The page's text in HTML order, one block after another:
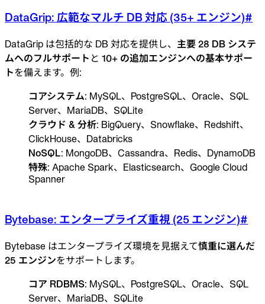
DataGrip: 広範なマルチ DB 対応 (35+ エンジン)#
DataGrip は包括的な DB 対応を提供し、 主要 28 DB システ
ムへのフルサポート と 10+ の追加エンジンへの基本サポー
トを備えます。例:
コアシステム: MySQL、PostgreSQL、Oracle、SQL
Server、MariaDB、SQLite
クラウド & 分析: BigQuery、Snowflake、Redshift、
ClickHouse、Databricks
NoSQL : MongoDB、Cassandra、Redis、DynamoDB
特殊: Apache Spark、Elasticsearch、Google Cloud
Spanner
Bytebase: エンタープライズ重視 (25 エンジン)#
Bytebase はエンタープライズ環境を見据えて慎重に選んだ
25 エンジンをサポートします。
コア RDBMS: MySQL、PostgreSQL、Oracle、SQL
Server、MariaDB、SQLite